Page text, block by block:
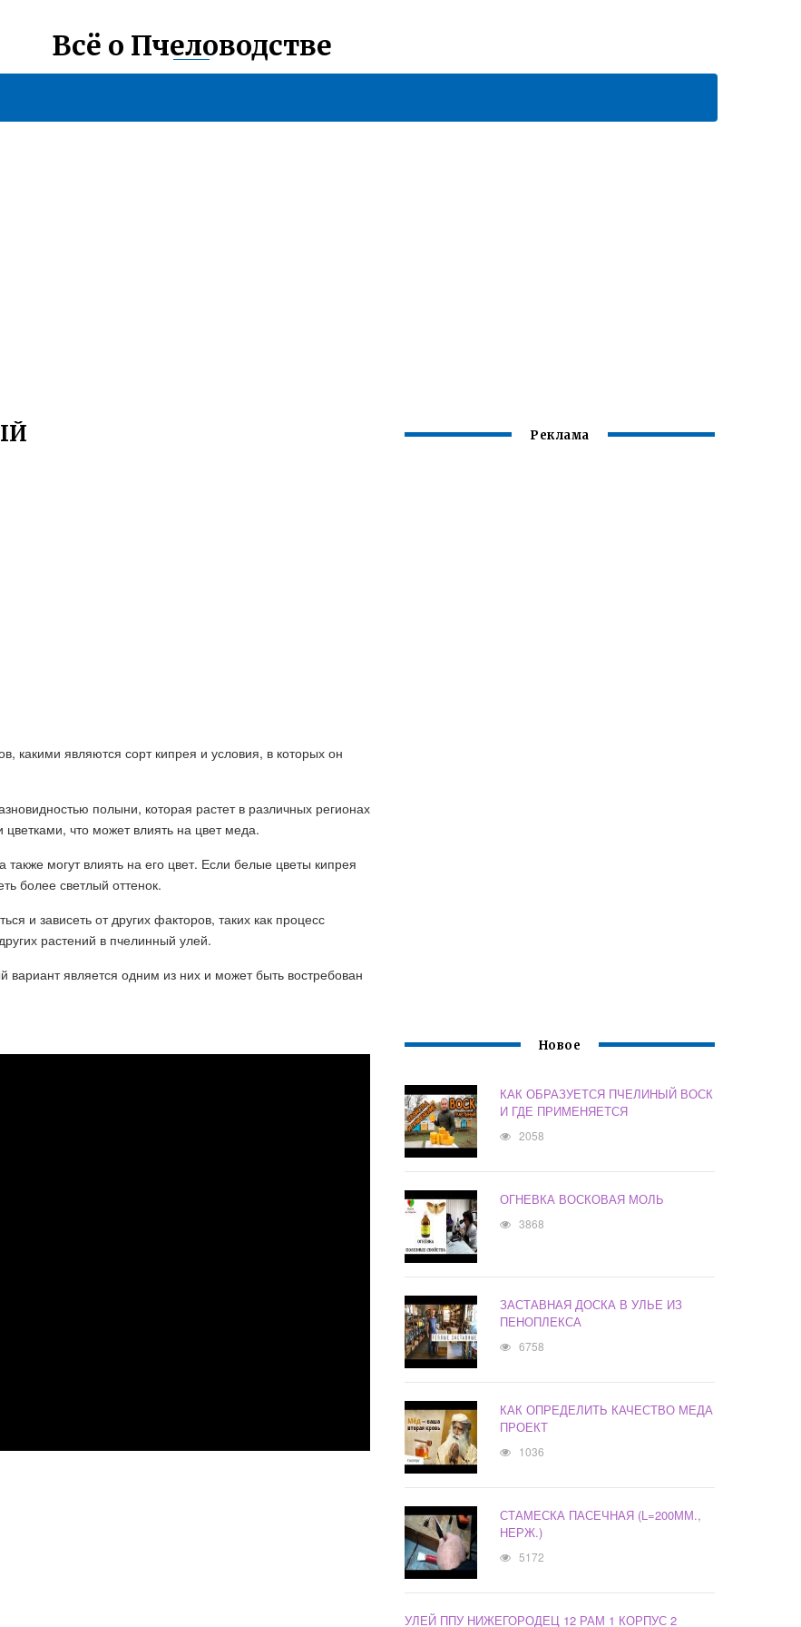
Всё о Пчеловодстве
какими являются сорт кипрея и условия, в которых он
полыни, которая растет в различных регионах
что может влиять на цвет меда.
могут влиять на его цвет. Если белые цветы кипрея
более светлый оттенок.
и зависеть от других факторов, таких как процесс
растений в пчелинный улей.
вариант является одним из них и может быть востребован
Реклама
Новое
КАК ОБРАЗУЕТСЯ ПЧЕЛИНЫЙ ВОСК
И ГДЕ ПРИМЕНЯЕТСЯ
2058
ОГНЕВКА ВОСКОВАЯ МОЛЬ
3868
ЗАСТАВНАЯ ДОСКА В УЛЬЕ ИЗ
ПЕНОПЛЕКСА
6758
КАК ОПРЕДЕЛИТЬ КАЧЕСТВО МЕДА
ПРОЕКТ
1036
СТАМЕСКА ПАСЕЧНАЯ (L=200ММ.,
НЕРЖ.)
5172
УЛЕЙ ППУ НИЖЕГОРОДЕЦ 12 РАМ 1 КОРПУС 2